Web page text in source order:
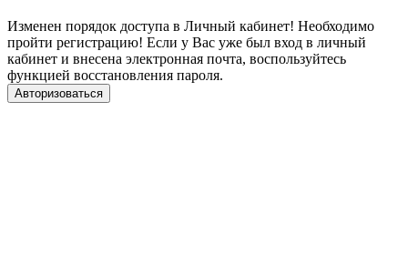
Изменен порядок доступа в Личный кабинет! Необходимо
пройти регистрацию! Если у Вас уже был вход в личный
кабинет и внесена электронная почта, воспользуйтесь
функцией восстановления пароля.
Авторизоваться